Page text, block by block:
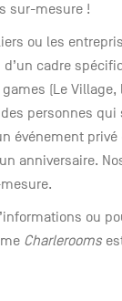
sur-mesure !
ou les
d’un cadre
(Le
personnes
événement
anniversaire.
ou
Charlerooms